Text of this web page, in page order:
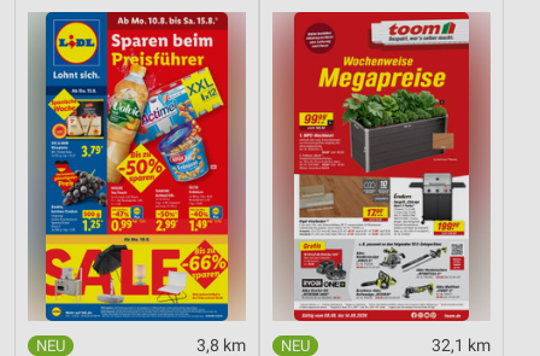
3,8 km 32,1 km